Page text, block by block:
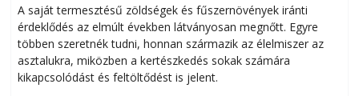
Helytakarékos kertészkedés
A saját termesztésű zöldségek és fűszernövények iránti
érdeklődés az elmúlt években látványosan megnőtt. Egyre
többen szeretnék tudni, honnan származik az élelmiszer az
asztalukra, miközben a kertészkedés sokak számára
kikapcsolódást és feltöltődést is jelent.